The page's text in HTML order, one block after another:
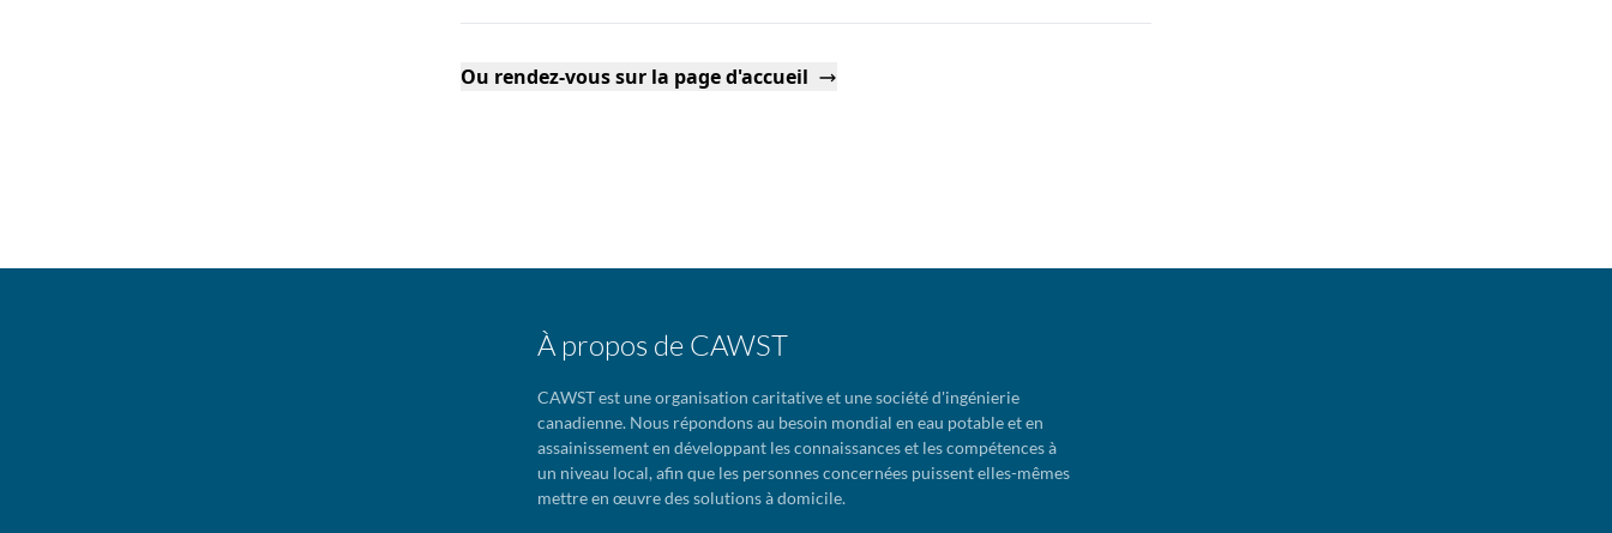
Ou rendez-vous sur la page d'accueil
À propos de CAWST
CAWST est une organisation caritative et une société d'ingénierie
canadienne. Nous répondons au besoin mondial en eau potable et en
assainissement en développant les connaissances et les compétences à
un niveau local, afin que les personnes concernées puissent elles-mêmes
mettre en œuvre des solutions à domicile.